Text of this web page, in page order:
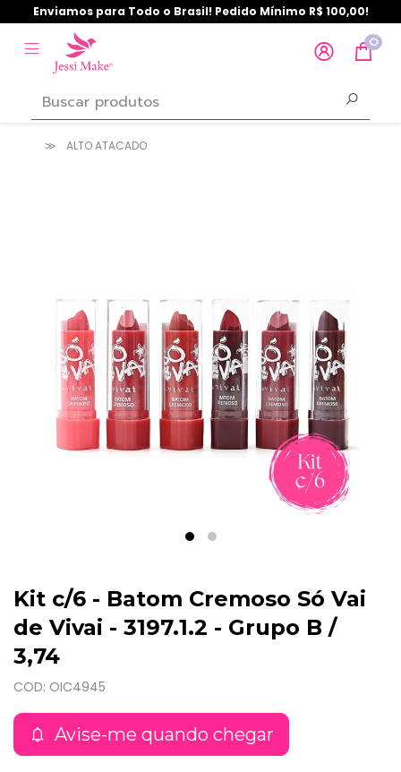
Enviamos para Todo o Brasil! Pedido Mínimo R$ 100,00!
0
ALTO ATACADO
Kit c/6 - Batom Cremoso Só Vai
de Vivai - 3197.1.2 - Grupo B /
3,74
COD: OIC4945
Avise-me quando chegar